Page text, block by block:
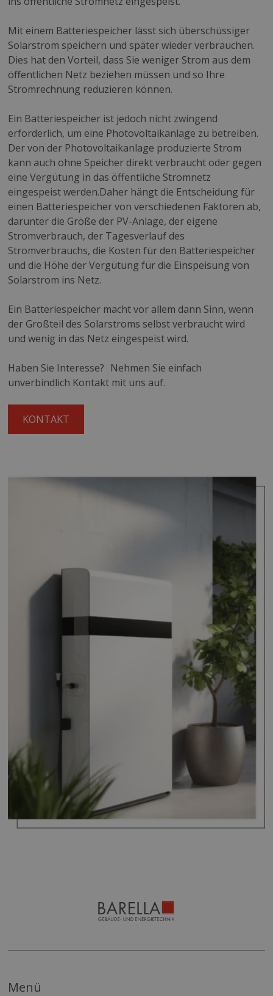
Mit einem Batteriespeicher lässt sich überschüssiger
Solarstrom speichern und später wieder verbrauchen.
Dies hat den Vorteil, dass Sie weniger Strom aus dem
öffentlichen Netz beziehen müssen und so Ihre
Stromrechnung reduzieren können.
Ein Batteriespeicher ist jedoch nicht zwingend
erforderlich, um eine Photovoltaikanlage zu betreiben.
Der von der Photovoltaikanlage produzierte Strom
kann auch ohne Speicher direkt verbraucht oder gegen
eine Vergütung in das öffentliche Stromnetz
eingespeist werden.Daher hängt die Entscheidung für
einen Batteriespeicher von verschiedenen Faktoren ab,
darunter die Größe der PV-Anlage, der eigene
Stromverbrauch, der Tagesverlauf des
Stromverbrauchs, die Kosten für den Batteriespeicher
und die Höhe der Vergütung für die Einspeisung von
Solarstrom ins Netz.
Ein Batteriespeicher macht vor allem dann Sinn, wenn
der Großteil des Solarstroms selbst verbraucht wird
und wenig in das Netz eingespeist wird.
Haben Sie Interesse? Nehmen Sie einfach
unverbindlich Kontakt mit uns auf.
KONTAKT
Menü